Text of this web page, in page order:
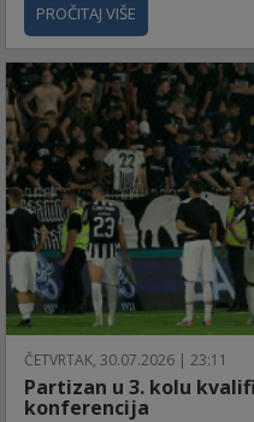
PROČITAJ VIŠE
ČETVRTAK, 30.07.2026 | 23:11
Partizan u 3. kolu
konferencija